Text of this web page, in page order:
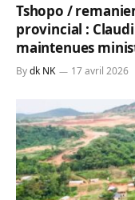
Tshopo /
provincial :
maintenues
Bydk NK 17 avril 2026